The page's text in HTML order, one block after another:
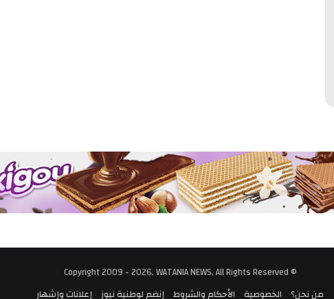
© Copyright 2009 - 2026, WATANIA NEWS, All Rights Reserved
من نحن؟
الخصوصية الأحكام والشروط إنضم لوطنية نيوز إعلانات وإشهار